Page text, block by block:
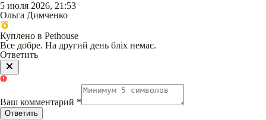
5 июля 2026, 21:53
Ольга Димченко
Куплено в Pethouse
Все добре. На другий день бліх немає.
Ответить
Ваш комментарий *
Ответить